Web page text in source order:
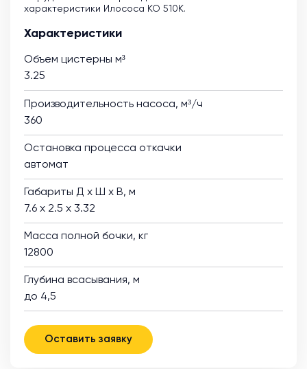
характеристики Илососа КО 510К.
Характеристики
Объем цистерны м³
3.25
Производительность насоса, м³/ч
360
Остановка процесса откачки
автомат
Габариты Д х Ш х В, м
7.6 х 2.5 х 3.32
Масса полной бочки, кг
12800
Глубина всасывания, м
до 4,5
Оставить заявку